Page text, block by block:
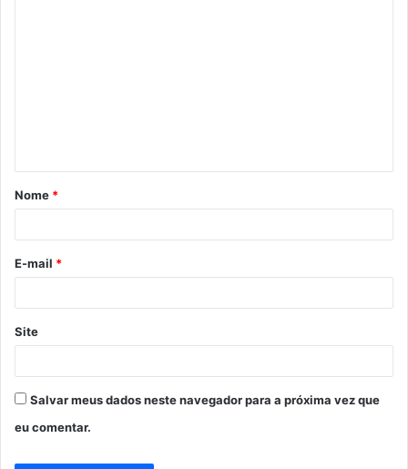
á
r
*
Nome *
E-mail *
Site
Salvar meus dados neste navegador para a próxima vez que
eu comentar.